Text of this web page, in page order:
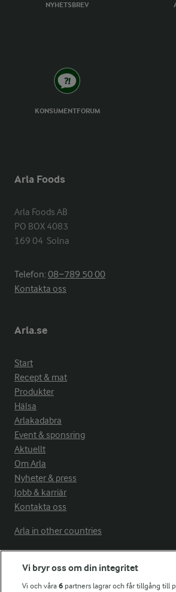
NYHETSBREV
KONSUMENTFORUM
Arla Foods
Arla Foods AB
PO BOX 4083
169 04  Solna
Telefon:08−789 50 00
Kontakta oss
Arla.se
Start
Recept & mat
Produkter
Hälsa
Arlakadabra
Event & sponsring
Aktuellt
Om Arla
Nyheter & press
Jobb & karriär
Kontakta oss
Arla in other countries
Fler Arlasajter
Vi bryr oss om din integritet
Vi och våra6 partners lagrar och får tillgång till